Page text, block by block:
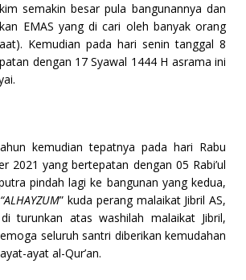
semakin besar pula bangunannya dan
EMAS yang di cari oleh banyak orang
Kemudian pada hari senin tanggal 8
dengan 17 Syawal 1444 H asrama ini
kemudian tepatnya pada hari Rabu
2021 yang bertepatan dengan 05 Rabi’ul
pindah lagi ke bangunan yang kedua,
“ALHAYZUM” kuda perang malaikat Jibril AS,
di turunkan atas washilah malaikat Jibril,
seluruh santri diberikan kemudahan
ayat al-Qur’an.